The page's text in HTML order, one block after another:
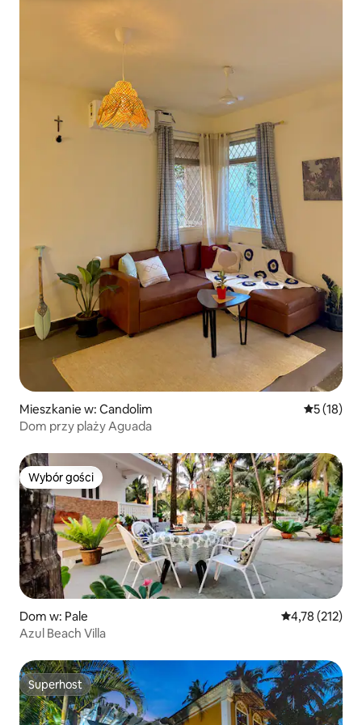
Mieszkanie w: Candolim Średnia
5 (18)
Dom przy plaży Aguada
Wybór gości
Wybór gości
Dom w: Pale Średnia
4,78 (212)
Azul Beach Villa
Superhost
Superhost